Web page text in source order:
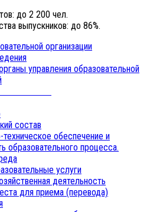
до 2 200 чел.
выпускников: до 86%.
организации
управления образовательной
состав
обеспечение и
образовательного процесса.
услуги
деятельность
для приема (перевода)